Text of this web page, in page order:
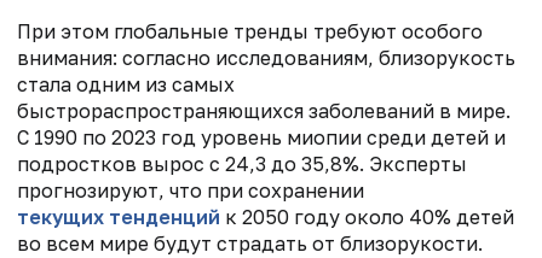
При этом глобальные тренды требуют особого
внимания: согласно исследованиям, близорукость
стала одним из самых
быстрораспространяющихся заболеваний в мире.
С 1990 по 2023 год уровень миопии среди детей и
подростков вырос с 24,3 до 35,8%. Эксперты
прогнозируют, что при сохранении
текущих тенденций к 2050 году около 40% детей
во всем мире будут страдать от близорукости.